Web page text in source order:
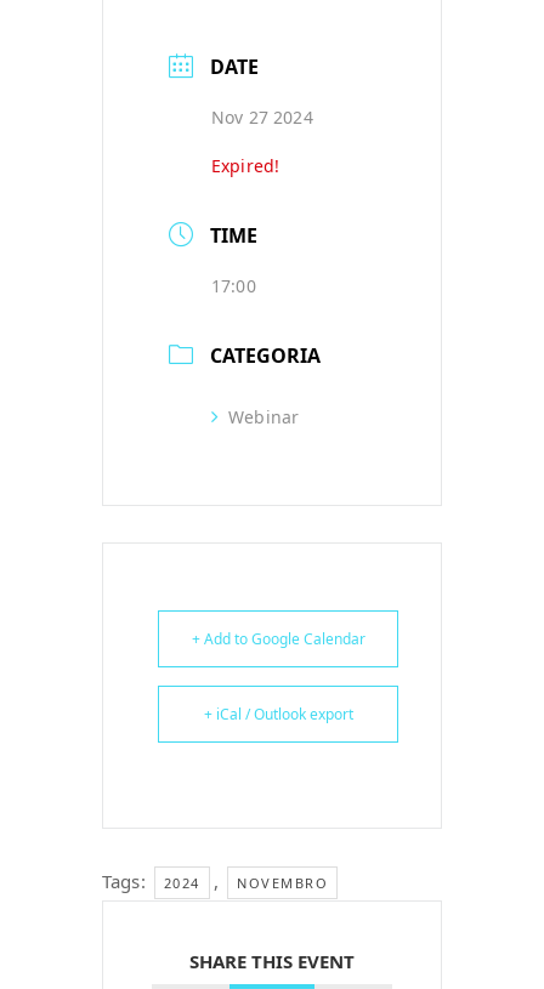
DATE
Nov 27 2024
Expired!
TIME
17:00
CATEGORIA
Webinar
+ Add to Google Calendar
+ iCal / Outlook export
Tags: 2024 , NOVEMBRO
SHARE THIS EVENT